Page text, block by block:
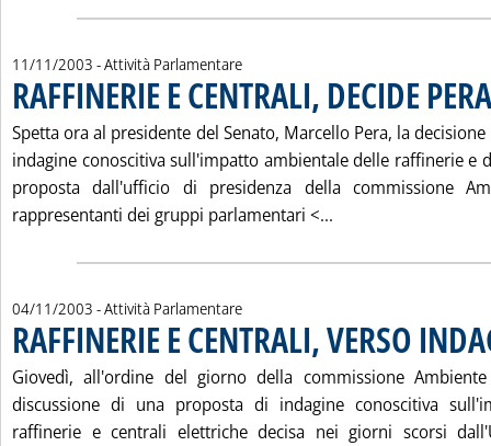
11/11/2003 - Attività Parlamentare
RAFFINERIE E CENTRALI, DECIDE PERA
Spetta ora al presidente del Senato, Marcello Pera, la
indagine conoscitiva sull'impatto ambientale delle raffinerie e
proposta dall'ufficio di presidenza della commissione
rappresentanti dei gruppi parlamentari <...
04/11/2003 - Attività Parlamentare
RAFFINERIE E CENTRALI, VERSO
Giovedì, all'ordine del giorno della commissione
discussione di una proposta di indagine conoscitiva
raffinerie e centrali elettriche decisa nei giorni scorsi